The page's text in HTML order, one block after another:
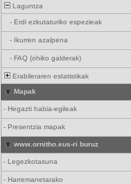
Laguntza
- Erdi ezkutaturiko espezieak
- Ikurren azalpena
- FAQ (ohiko galderak)
Erabileraren estatistikak
Mapak
- Hegazti habia-egileak
- Presentzia mapak
www.ornitho.eus-ri buruz
- Legezkotasuna
- Harremanetarako